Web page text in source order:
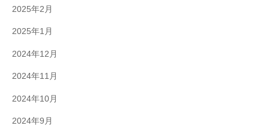
2025年2月
2025年1月
2024年12月
2024年11月
2024年10月
2024年9月